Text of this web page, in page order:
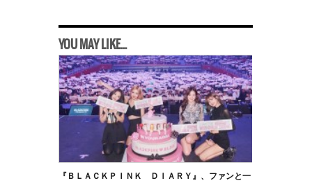
YOU MAY LIKE...
『ＢＬＡＣＫＰＩＮＫ ＤＩＡＲＹ』、ファンと一